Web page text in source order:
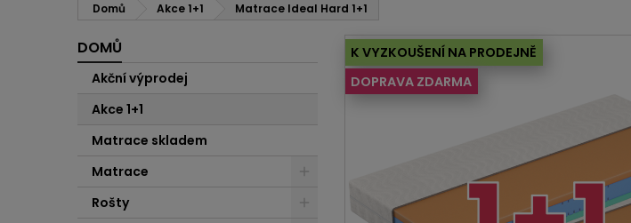
Domů Akce 1+1 Matrace Ideal Hard 1+1
DOMŮ
Akční výprodej
Akce 1+1
Matrace skladem
Matrace
Rošty
K VYZKOUŠENÍ NA PRODEJNĚ
DOPRAVA ZDARMA